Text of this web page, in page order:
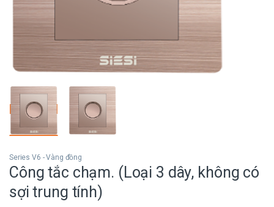
Series V6 - Vàng đồng
Công tắc chạm. (Loại 3 dây, không có
sợi trung tính)